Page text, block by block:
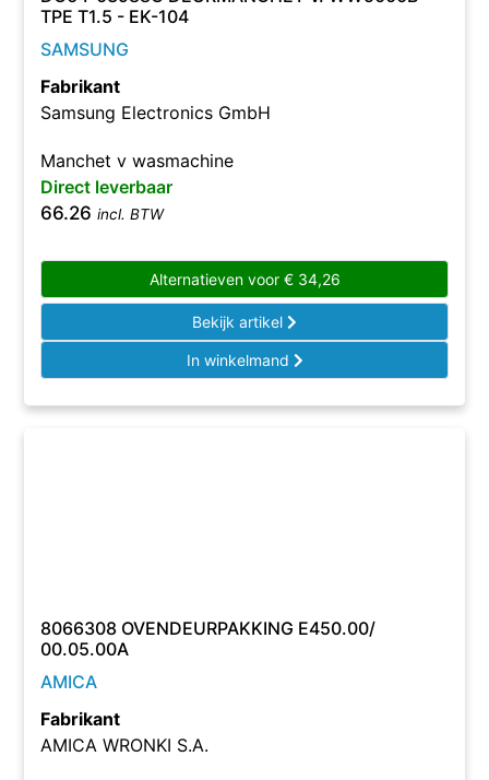
TPE T1.5 - EK-104
SAMSUNG
Fabrikant
Samsung Electronics GmbH
Manchet v wasmachine
Direct leverbaar
66.26 incl. BTW
Alternatieven voor €34,26
Bekijk artikel
In winkelmand
8066308 OVENDEURPAKKING E450.00/
00.05.00A
AMICA
Fabrikant
AMICA WRONKI S.A.